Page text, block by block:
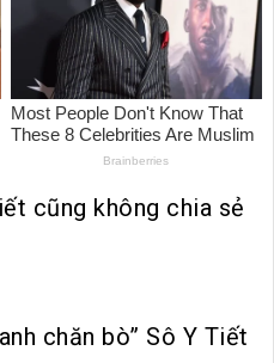
cũng không chia sẻ
chăn bò” Sô Y Tiết